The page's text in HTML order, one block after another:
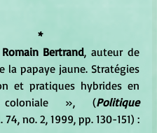
*
Romain Bertrand, auteur de
la papaye jaune. Stratégies
et pratiques hybrides en
coloniale », (Politique
74, no. 2, 1999, pp. 130-151) :